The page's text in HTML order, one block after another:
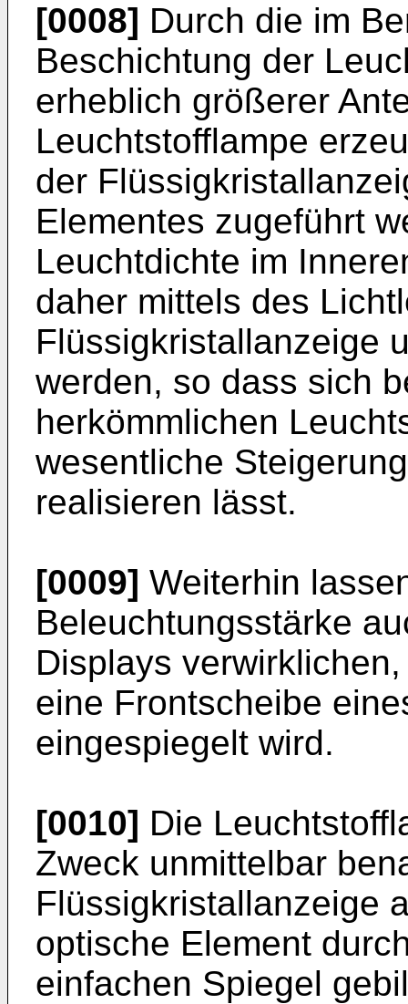
[0008] Durch die im
Beschichtung der
erheblich größerer
Leuchtstofflampe
der
Elementes zugeführt
Leuchtdichte im
daher mittels des
Flüssigkristallanzeige
werden, so dass sich
herkömmlichen
wesentliche
realisieren lässt.
[0009] Weiterhin
Beleuchtungsstärke
Displays
eine Frontscheibe
eingespiegelt wird.
[0010] Die
Zweck unmittelbar
Flüssigkristallanzeige
optische Element
einfachen Spiegel